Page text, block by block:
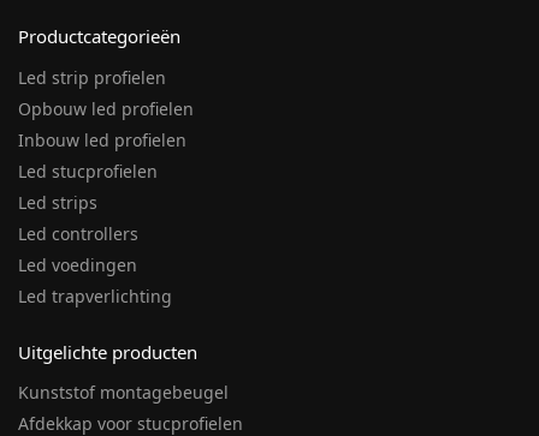
Productcategorieën
Led strip profielen
Opbouw led profielen
Inbouw led profielen
Led stucprofielen
Led strips
Led controllers
Led voedingen
Led trapverlichting
Uitgelichte producten
Kunststof montagebeugel
Afdekkap voor stucprofielen